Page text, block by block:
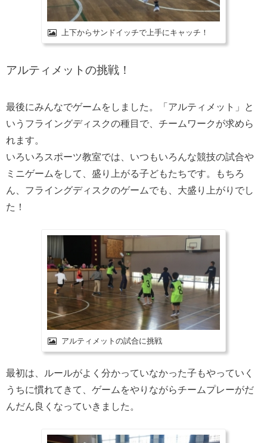
上下からサンドイッチで上手にキャッチ！
アルティメットの挑戦！
最後にみんなでゲームをしました。「アルティメット」と
いうフライングディスクの種目で、チームワークが求めら
れます。
いろいろスポーツ教室では、いつもいろんな競技の試合や
ミニゲームをして、盛り上がる子どもたちです。もちろ
ん、フライングディスクのゲームでも、大盛り上がりでし
た！
アルティメットの試合に挑戦
最初は、ルールがよく分かっていなかった子もやっていく
うちに慣れてきて、ゲームをやりながらチームプレーがだ
んだん良くなっていきました。